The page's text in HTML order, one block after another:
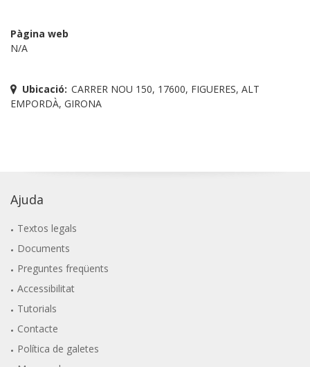
Pàgina web
N/A
Ubicació: CARRER NOU 150, 17600, FIGUERES, ALT
EMPORDÀ, GIRONA
Ajuda
Textos legals
Documents
Preguntes freqüents
Accessibilitat
Tutorials
Contacte
Política de galetes